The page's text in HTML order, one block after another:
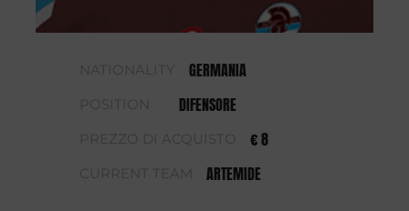
GERMANIA
DIFENSORE
€ 8
ARTEMIDE